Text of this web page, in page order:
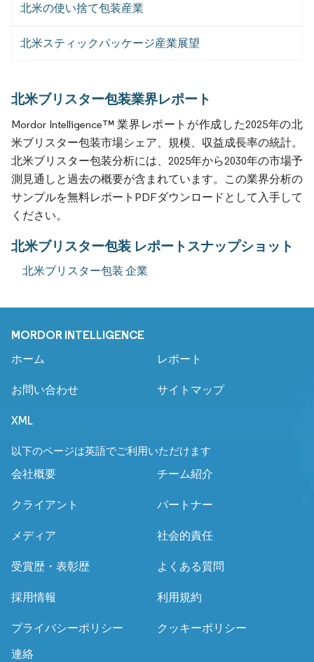
北米の使い捨て包装産業
北米スティックパッケージ産業展望
北米ブリスター包装業界レポート
Mordor Intelligence™ 業界レポートが作成した2025年の北
米ブリスター包装市場シェア、規模、収益成長率の統計。
北米ブリスター包装分析には、2025年から2030年の市場予
測見通しと過去の概要が含まれています。この業界分析の
サンプルを無料レポートPDFダウンロードとして入手して
ください。
北米ブリスター包装 レポートスナップショット
北米ブリスター包装 企業
MORDOR INTELLIGENCE
ホーム レポート
お問い合わせ サイトマップ
XML
以下のページは英語でご利用いただけます
会社概要
チーム紹介
クライアント パートナー
メディア 社会的責任
受賞歴・表彰歴 よくある質問
採用情報 利用規約
プライバシーポリシー クッキーポリシー
連絡